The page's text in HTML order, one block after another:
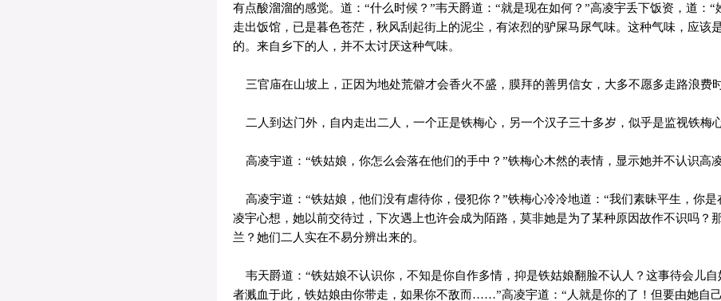
有点酸溜溜的感觉。道：“什么时候？”韦天爵道：“就是现在如何？”高凌宇丢下饭资，道：“
走出饭馆，已是暮色苍茫，秋风刮起街上的泥尘，有浓烈的驴屎马尿气味。这种气味，应该
的。来自乡下的人，并不太讨厌这种气味。
三官庙在山坡上，正因为地处荒僻才会香火不盛，膜拜的善男信女，大多不愿多走路浪费时
二人到达门外，自内走出二人，一个正是铁梅心，另一个汉子三十多岁，似乎是监视铁梅心
高凌宇道：“铁姑娘，你怎么会落在他们的手中？”铁梅心木然的表情，显示她并不认识高凌
高凌宇道：“铁姑娘，他们没有虐待你，侵犯你？”铁梅心冷冷地道：“我们素昧平生，你是
凌宇心想，她以前交待过，下次遇上也许会成为陌路，莫非她是为了某种原因故作不识吗？
兰？她们二人实在不易分辨出来的。
韦天爵道：“铁姑娘不认识你，不知是你自作多情，抑是铁姑娘翻脸不认人？这事待会儿
者溅血于此，铁姑娘由你带走，如果你不敌而……”高凌宇道：“人就是你的了！但要由她自